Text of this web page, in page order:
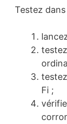
Testez
Fi ;